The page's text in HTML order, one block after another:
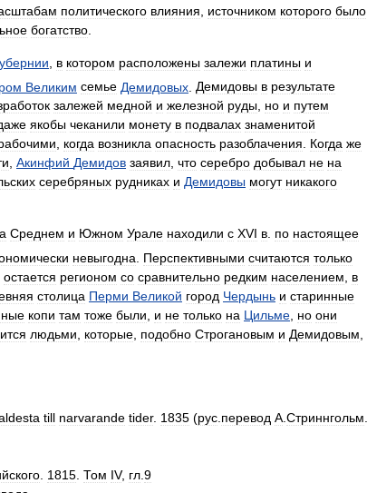
политического влияния источником которого было
богатство
в котором расположены залежи платины и
Великим семье Демидовых Демидовы в результате
залежей медной и железной руды, но и путем
якобы чеканили монету в подвалах знаменитой
, когда возникла опасность разоблачения. Когда же
, Акинфий Демидов заявил, что серебро добывал не на
серебряных рудниках и Демидовы могут никакого
Среднем и Южном Урале находили с XVI в. по настоящее
невыгодна Перспективными считаются только
остается регионом со сравнительно редким населением
в
столица Перми Великой город Чердынь и старинные
копи там тоже были и не только на Цильме но они
людьми которые подобно Строгановым и Демидовым
till narvarande tider. 1835 (рус перевод А Стриннгольм
1815 Том IV, гл 9